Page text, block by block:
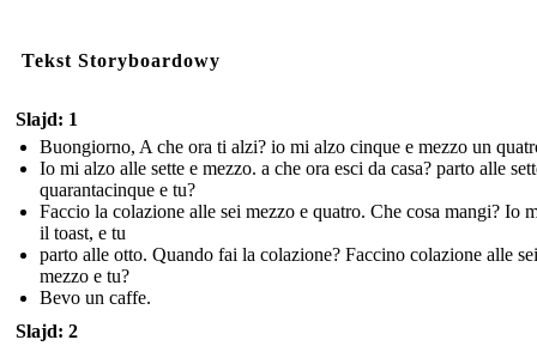
Tekst Storyboardowy
Slajd: 1
Buongiorno, A che ora ti alzi? io mi alzo cinque e mezzo un
Io mi alzo alle sette e mezzo. a che ora esci da casa? parto alle
quarantacinque e tu?
Faccio la colazione alle sei mezzo e quatro. Che cosa mangi? Io
il toast, e tu
parto alle otto. Quando fai la colazione? Faccino colazione alle
mezzo e tu?
Bevo un caffe.
Slajd: 2